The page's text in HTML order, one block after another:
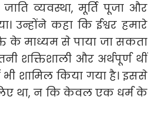
व्यवस्था, मूर्ति पूजा और
उन्होंने कहा कि ईश्वर हमारे
के माध्यम से पाया जा सकता
शक्तिशाली और अर्थपूर्ण थीं
भी शामिल किया गया है। इससे
था, न कि केवल एक धर्म के